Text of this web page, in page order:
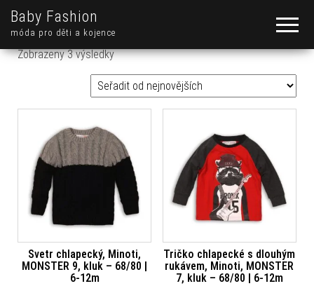
Baby Fashion
móda pro děti a kojence
Zobrazeny 3 výsledkySeřazeno od nejnovějších
Svetr chlapecký, Minoti,
MONSTER 9, kluk – 68/80 |
6-12m
Tričko chlapecké s dlouhým
rukávem, Minoti, MONSTER
7, kluk – 68/80 | 6-12m